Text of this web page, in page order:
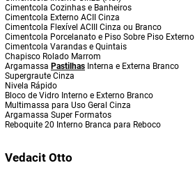
Cimentcola Cozinhas e Banheiros
Cimentcola Externo ACII Cinza
Cimentcola Flexível ACIII Cinza ou Branco
Cimentcola Porcelanato e Piso Sobre Piso Externo
Cimentcola Varandas e Quintais
Chapisco Rolado Marrom
Argamassa Pastilhas Interna e Externa Branco
Supergraute Cinza
Nivela Rápido
Bloco de Vidro Interno e Externo Branco
Multimassa para Uso Geral Cinza
Argamassa Super Formatos
Reboquite 20 Interno Branca para Reboco
Vedacit Otto